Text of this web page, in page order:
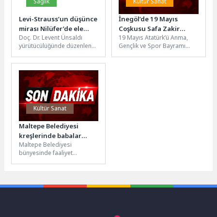
Levi-Strauss’un düşünce
mirası Nilüfer’de ele
alındı
Doç. Dr. Levent Ünsaldı
yürütücülüğünde düzenlenen
dizisinde Fransız
antropolog Claude Levi-
Strauss’un düşünce...
İnegöl’de 19 Mayıs
Coşkusu Safa Zakir
Konseriyle Zirveye Ulaştı
19 Mayıs Atatürk’ü Anma,
Gençlik ve Spor Bayramı
Kültür Sanat
Maltepe Belediyesi
kreşlerinde babalar
günü coşkusu
Maltepe Belediyesi
bünyesinde faaliyet
düzenlenen etkinliklerde bir...